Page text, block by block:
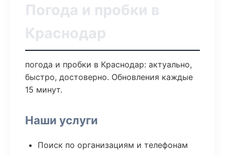
Погода и пробки в
Краснодар
погода и пробки в Краснодар: актуально,
быстро, достоверно. Обновления каждые
15 минут.
Наши услуги
Поиск по организациям и телефонам